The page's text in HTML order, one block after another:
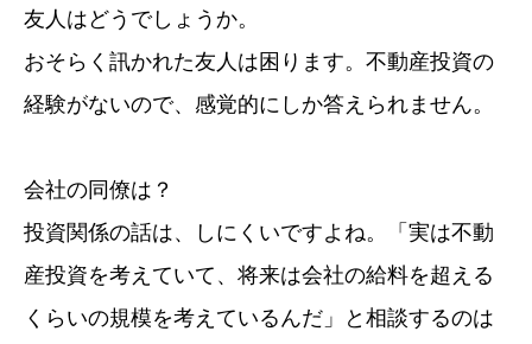
友人はどうでしょうか。
おそらく訊かれた友人は困ります。不動産投資の
経験がないので、感覚的にしか答えられません。
会社の同僚は？
投資関係の話は、しにくいですよね。「実は不動
産投資を考えていて、将来は会社の給料を超える
くらいの規模を考えているんだ」と相談するのは